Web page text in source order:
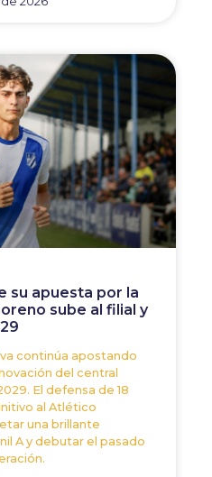
su apuesta por la
sube al filial y
continúa apostando
del central
El defensa de 18
al Atlético
una brillante
A y debutar el pasado